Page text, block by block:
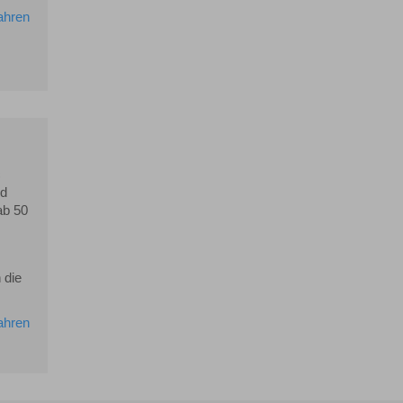
50
die